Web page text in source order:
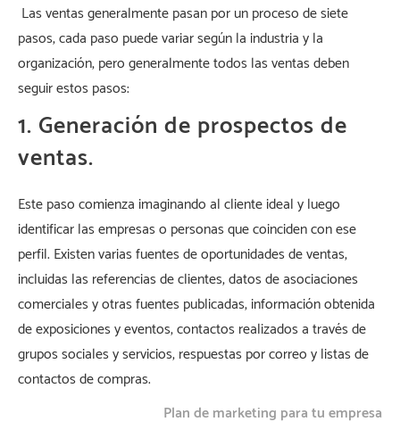
Las ventas generalmente pasan por un proceso de siete
pasos, cada paso puede variar según la industria y la
organización, pero generalmente todos las ventas deben
seguir estos pasos:
1. Generación de prospectos de
ventas.
Este paso comienza imaginando al cliente ideal y luego
identificar las empresas o personas que coinciden con ese
perfil. Existen varias fuentes de oportunidades de ventas,
incluidas las referencias de clientes, datos de asociaciones
comerciales y otras fuentes publicadas, información obtenida
de exposiciones y eventos, contactos realizados a través de
grupos sociales y servicios, respuestas por correo y listas de
contactos de compras.
Plan de marketing para tu empresa